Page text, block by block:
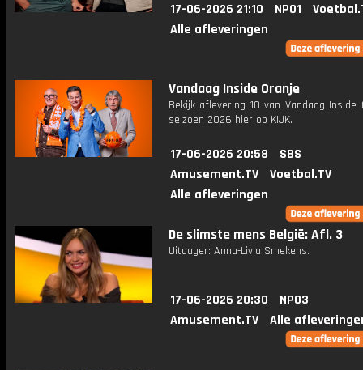
17-06-2026 21:10 NPO1
Alle afleveringen
Vandaag Inside Oranje
Bekijk aflevering 10 van Vandaag Inside
seizoen 2026 hier op KIJK.
17-06-2026 20:58
SBS
Amusement.TV
Voetbal.TV
Alle afleveringen
De slimste mens België: Afl. 3
Uitdager: Anna-Livia Smekens.
17-06-2026 20:30
NPO3
Amusement.TV
Alle